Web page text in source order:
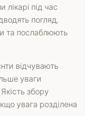
під час
погляд,
та послаблюють
відчувають
уваги
збору
увага розділена